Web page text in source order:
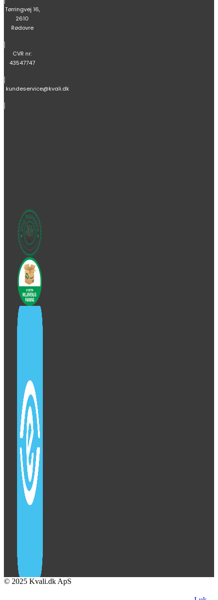
Tørringvej 16,
2610
Rødovre
|
CVR nr:
43547747
|
kundeservice@kvali.dk
|
© 2025 Kvali.dk ApS